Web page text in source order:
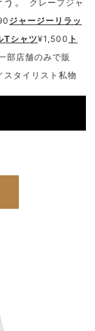
クレープジャ
ジャージーリラッ
Tシャツ¥1,500 ト
部店舗のみで販
タイリスト私物